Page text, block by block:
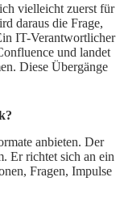
vielleicht zuerst für
daraus die Frage,
IT-Verantwortlicher
und landet
Diese Übergänge
anbieten. Der
Er richtet sich an ein
Fragen, Impulse